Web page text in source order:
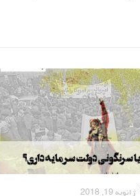
ژانویه 19, 2018